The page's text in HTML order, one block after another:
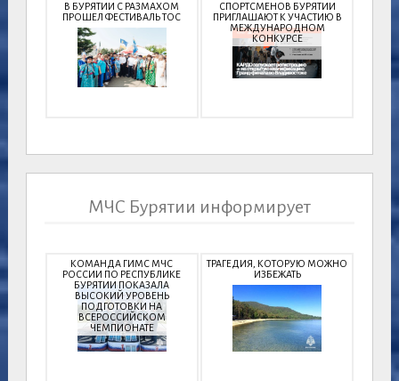
В БУРЯТИИ С РАЗМАХОМ
ПРОШЕЛ ФЕСТИВАЛЬ ТОС
СПОРТСМЕНОВ БУРЯТИИ
ПРИГЛАШАЮТ К УЧАСТИЮ В
МЕЖДУНАРОДНОМ
КОНКУРСЕ
МЧС Бурятии информирует
КОМАНДА ГИМС МЧС
РОССИИ ПО РЕСПУБЛИКЕ
БУРЯТИИ ПОКАЗАЛА
ВЫСОКИЙ УРОВЕНЬ
ПОДГОТОВКИ НА
ВСЕРОССИЙСКОМ
ЧЕМПИОНАТЕ
ТРАГЕДИЯ, КОТОРУЮ МОЖНО
ИЗБЕЖАТЬ